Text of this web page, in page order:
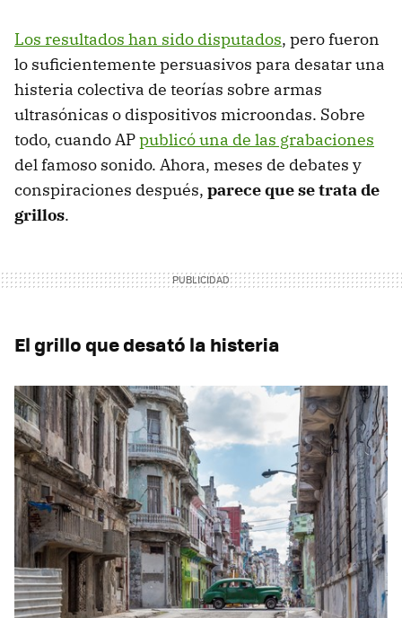
Los resultados han sido disputados, pero fueron
lo suficientemente persuasivos para desatar una
histeria colectiva de teorías sobre armas
ultrasónicas o dispositivos microondas. Sobre
todo, cuando APpublicó una de las grabaciones
del famoso sonido. Ahora, meses de debates y
conspiraciones después, parece que se trata de
grillos.
El grillo que desató la histeria